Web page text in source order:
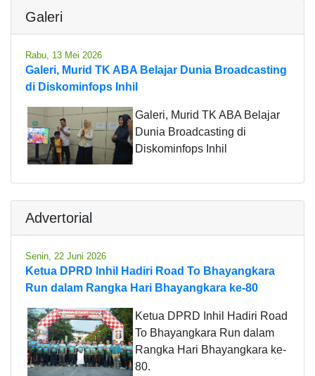
Galeri
Rabu, 13 Mei 2026
Galeri, Murid TK ABA Belajar Dunia Broadcasting
di Diskominfops Inhil
Galeri, Murid TK ABA Belajar
Dunia Broadcasting di
Diskominfops Inhil
Advertorial
Senin, 22 Juni 2026
Ketua DPRD Inhil Hadiri Road To Bhayangkara
Run dalam Rangka Hari Bhayangkara ke-80
Ketua DPRD Inhil Hadiri Road
To Bhayangkara Run dalam
Rangka Hari Bhayangkara ke-
80.